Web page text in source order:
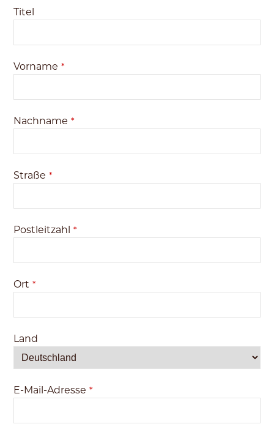
Titel
Vorname *
Nachname *
Straße *
Postleitzahl *
Ort *
Land
E-Mail-Adresse *